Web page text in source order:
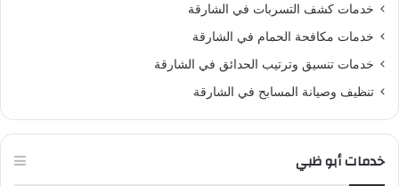
خدمات كشف التسربات في الشارقة
خدمات مكافحة الحمام في الشارقة
خدمات تنسيق وترتيب الحدائق في الشارقة
تنظيف وصيانة المسابح في الشارقة
خدمات أبو ظبي